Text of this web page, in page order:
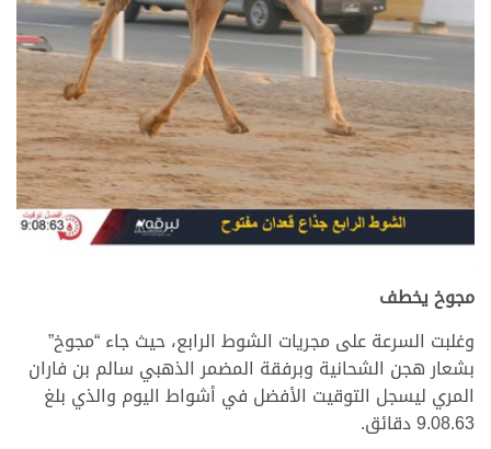
مجوخ يخطف
وغلبت السرعة على مجريات الشوط الرابع، حيث جاء “مجوخ”
بشعار هجن الشحانية وبرفقة المضمر الذهبي سالم بن فاران
المري ليسجل التوقيت الأفضل في أشواط اليوم والذي بلغ
9.08.63 دقائق.